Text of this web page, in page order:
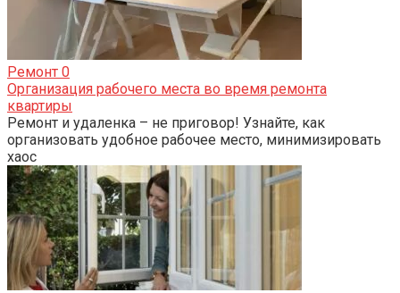
Ремонт 0
Организация рабочего места во время ремонта
квартиры
Ремонт и удаленка – не приговор! Узнайте, как
организовать удобное рабочее место, минимизировать
хаос